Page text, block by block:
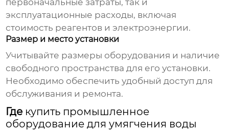
первоначальные затраты, так и
эксплуатационные расходы, включая
стоимость реагентов и электроэнергии.
Размер и место установки
Учитывайте размеры оборудования и наличие
свободного пространства для его установки.
Необходимо обеспечить удобный доступ для
обслуживания и ремонта.
Где купить промышленное
оборудование для умягчения воды